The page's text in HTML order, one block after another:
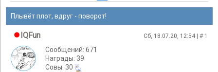
Плывёт плот, вдруг - поворот!
IQFun Сб, 18.07.20, 12:54 | # 1
Сообщений: 671
Награды: 39
Cовы: 30